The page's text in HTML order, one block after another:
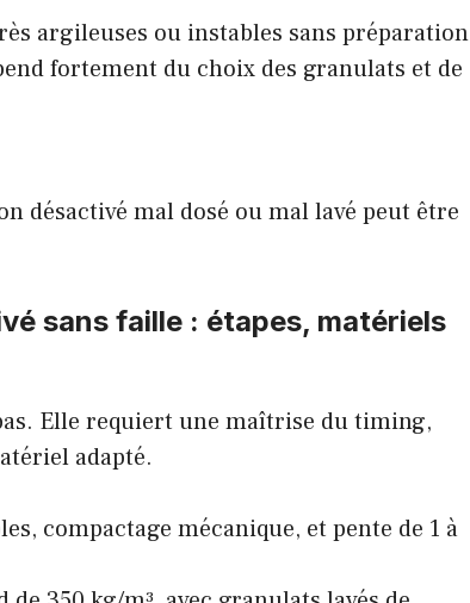
argileuses ou instables sans préparation
fortement du choix des granulats et de
désactivé mal dosé ou mal lavé peut être
sans faille : étapes, matériels
Elle requiert une maîtrise du timing,
adapté.
compactage mécanique, et pente de 1 à